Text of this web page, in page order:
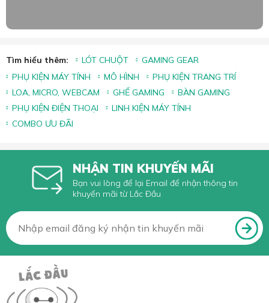
Tìm hiểu thêm: LÓT CHUỘT
GAMING GEAR
PHỤ KIỆN MÁY TÍNH
MÔ HÌNH
PHỤ KIỆN TRANG TRÍ
LOA, MICRO, WEBCAM
GHẾ GAMING
BÀN GAMING
PHỤ KIỆN ĐIỆN THOẠI
LINH KIỆN MÁY TÍNH
COMBO ƯU ĐÃI
NHẬN TIN KHUYẾN MÃI
Bạn vui lòng để lại Email để nhận thông tin
khuyến mãi từ Lắc Đầu